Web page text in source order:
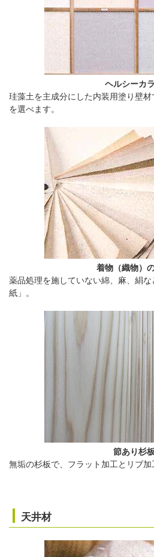
ヘルシーカ
珪藻土を主成分にした内装用塗り壁
を選べます。
着物（織物）
薬品処理を施していない綿、麻、絹
紙」。
節あり杉板
無垢の杉板で、フラット加工とリブ加
天井材